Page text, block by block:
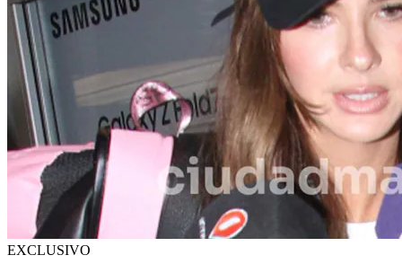
EXCLUSIVO